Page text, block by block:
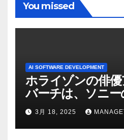
You missed
AI SOFTWARE DEVELOPMENT
ホライゾンの俳優
バーチは、ソニ
ビデオを見て「ゲ
マンスという芸術
感じた」と語る –
3月 18, 2025